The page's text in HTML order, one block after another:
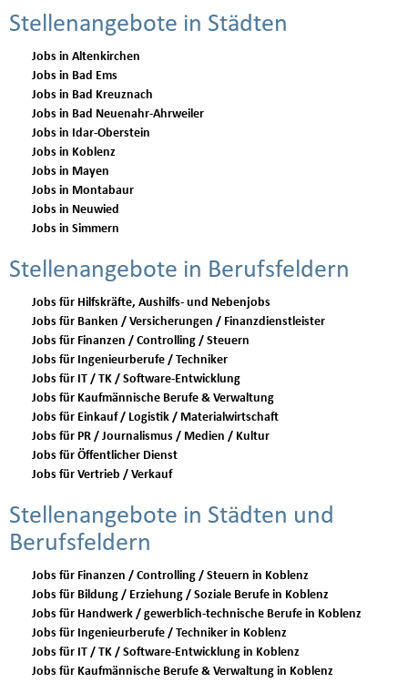
Stellenangebote in Städten
Jobs in Altenkirchen
Jobs in Bad Ems
Jobs in Bad Kreuznach
Jobs in Bad Neuenahr-Ahrweiler
Jobs in Idar-Oberstein
Jobs in Koblenz
Jobs in Mayen
Jobs in Montabaur
Jobs in Neuwied
Jobs in Simmern
Stellenangebote in Berufsfeldern
Jobs für Hilfskräfte, Aushilfs- und Nebenjobs
Jobs für Banken / Versicherungen / Finanzdienstleister
Jobs für Finanzen / Controlling / Steuern
Jobs für Ingenieurberufe / Techniker
Jobs für IT / TK / Software-Entwicklung
Jobs für Kaufmännische Berufe & Verwaltung
Jobs für Einkauf / Logistik / Materialwirtschaft
Jobs für PR / Journalismus / Medien / Kultur
Jobs für Öffentlicher Dienst
Jobs für Vertrieb / Verkauf
Stellenangebote in Städten und
Berufsfeldern
Jobs für Finanzen / Controlling / Steuern in Koblenz
Jobs für Bildung / Erziehung / Soziale Berufe in Koblenz
Jobs für Handwerk / gewerblich-technische Berufe in Koblenz
Jobs für Ingenieurberufe / Techniker in Koblenz
Jobs für IT / TK / Software-Entwicklung in Koblenz
Jobs für Kaufmännische Berufe & Verwaltung in Koblenz